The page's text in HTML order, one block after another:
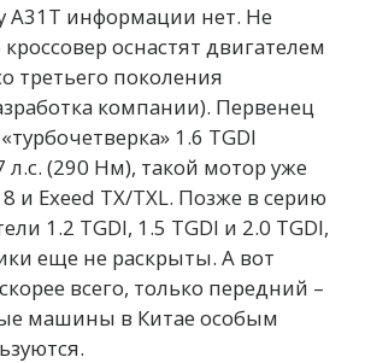
A31T информации нет. Не
оснастят двигателем
третьего поколения
компании). Первенец
1.6 TGDI
(290 Нм), такой мотор уже
и Exeed TX/TXL. Позже в серию
1.2 TGDI, 1.5 TGDI и 2.0 TGDI,
еще не раскрыты. А вот
всего, только передний –
машины в Китае особым